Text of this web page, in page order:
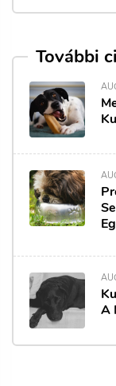
További
A